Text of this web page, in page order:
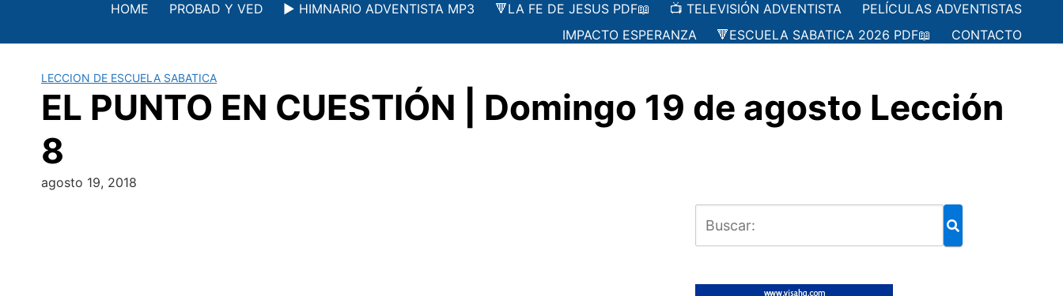
contenido
HOME PROBAD Y VED ▶️ HIMNARIO ADVENTISTA MP3 🔻LA FE DE JESUS PDF📖 📺 TELEVISIÓN ADVENTISTA
PELÍCULAS ADVENTISTAS
IMPACTO ESPERANZA
🔻ESCUELA SABATICA 2026 PDF📖 CONTACTO
LECCION DE ESCUELA SABATICA
EL PUNTO EN CUESTIÓN | Domingo 19 de agosto Lección
8
agosto 19, 2018